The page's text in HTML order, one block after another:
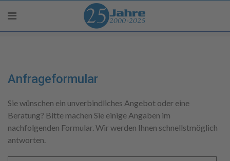
Anfrageformular
Sie wünschen ein unverbindliches Angebot oder eine
Beratung? Bitte machen Sie einige Angaben im
nachfolgenden Formular. Wir werden Ihnen schnellstmöglich
antworten.